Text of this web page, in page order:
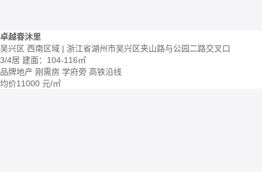
卓越春沐里
吴兴区 西南区域 | 浙江省湖州市吴兴区夹山路与公园二路交叉口
3/4居 建面：104-116㎡
品牌地产 刚需房 学府旁 高铁沿线
均价11000 元/㎡